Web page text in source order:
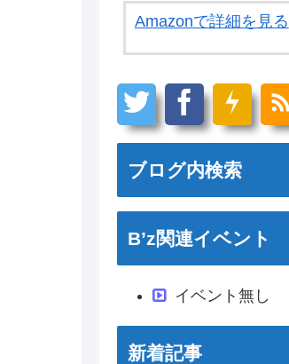
Amazonで詳細を見る
ブログ内検索
B’z関連イベント
イベント無し
新着記事